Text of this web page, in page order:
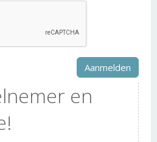
en